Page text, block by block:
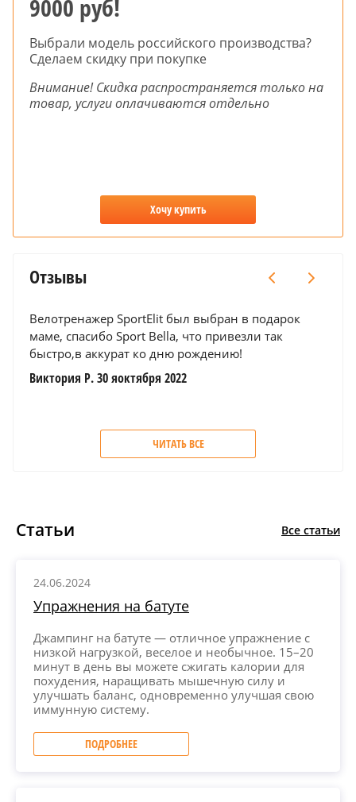
9000 руб!
Выбрали модель российского производства?
Сделаем скидку при покупке
Внимание! Скидка распространяется только на
товар, услуги оплачиваются отдельно
Хочу купить
Отзывы
Велотренажер SportElit был выбран в подарок
маме, спасибо Sport Bella, что привезли так
быстро,в аккурат ко дню рождению!
Виктория Р. 30 яоктября 2022
ЧИТАТЬ ВСЕ
Статьи Все статьи
24.06.2024
Упражнения на батуте
Джампинг на батуте — отличное упражнение с
низкой нагрузкой, веселое и необычное. 15–20
минут в день вы можете сжигать калории для
похудения, наращивать мышечную силу и
улучшать баланс, одновременно улучшая свою
иммунную систему.
ПОДРОБНЕЕ